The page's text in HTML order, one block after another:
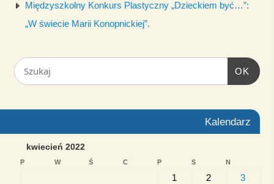
Międzyszkolny Konkurs Plastyczny „Dzieckiem być…”:
„W świecie Marii Konopnickiej”.
OK
Kalendarz
kwiecień 2022
P W Ś C P S N
1 2
3